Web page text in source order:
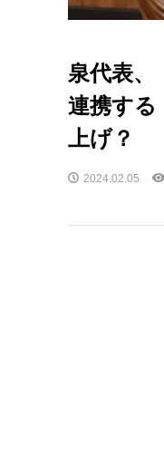
泉代表、
連携す
上げ？
2024.02.05